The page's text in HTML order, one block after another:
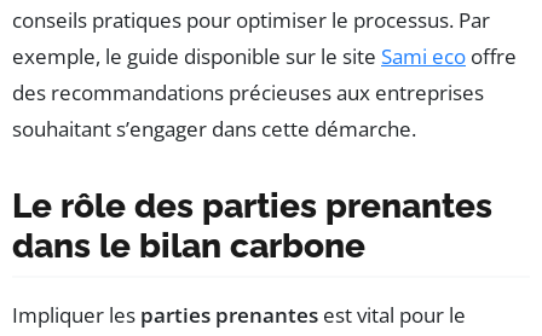
conseils pratiques pour optimiser le processus. Par
exemple, le guide disponible sur le site Sami eco offre
des recommandations précieuses aux entreprises
souhaitant s’engager dans cette démarche.
Le rôle des parties prenantes
dans le bilan carbone
Impliquer les parties prenantes est vital pour le